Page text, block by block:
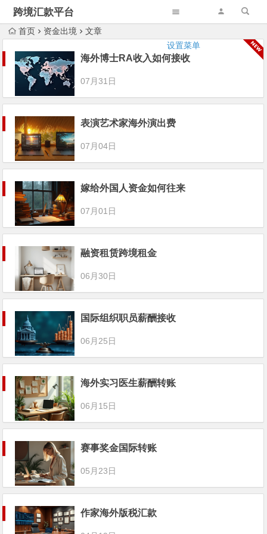
跨境汇款平台
设置菜单
首页 资金出境 文章
海外博士RA收入如何接收
07月31日
表演艺术家海外演出费
07月04日
嫁给外国人资金如何往来
07月01日
融资租赁跨境租金
06月30日
国际组织职员薪酬接收
06月25日
海外实习医生薪酬转账
06月15日
赛事奖金国际转账
05月23日
作家海外版税汇款